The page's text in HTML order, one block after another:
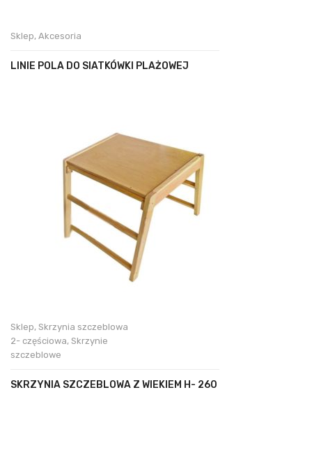
Sklep, Akcesoria
LINIE POLA DO SIATKÓWKI PLAŻOWEJ
Sklep, Skrzynia szczeblowa
2- częściowa, Skrzynie
szczeblowe
SKRZYNIA SZCZEBLOWA Z WIEKIEM H- 260